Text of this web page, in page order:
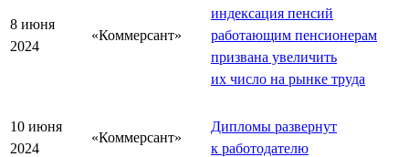
8 июня
2024
«Коммерсант»
индексация пенсий
работающим пенсионерам
призвана увеличить
их число на рынке труда
10 июня
2024
«Коммерсант»
Дипломы развернут
к работодателю